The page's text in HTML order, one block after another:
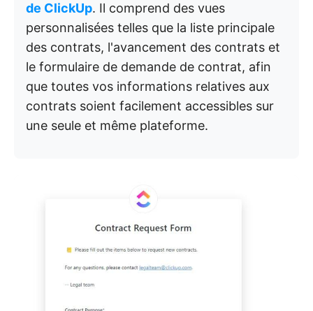
de ClickUp. Il comprend des vues
personnalisées telles que la liste principale
des contrats, l'avancement des contrats et
le formulaire de demande de contrat, afin
que toutes vos informations relatives aux
contrats soient facilement accessibles sur
une seule et même plateforme.